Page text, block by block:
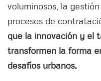
voluminosos, la
procesos de
que la innovación y el
transformen la forma
desafíos urbanos.